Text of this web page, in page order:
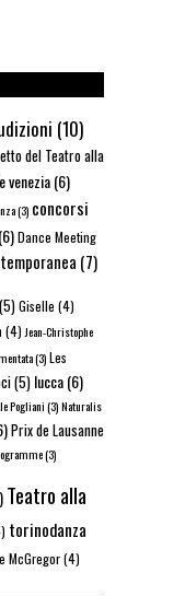
(10)
del Teatro alla
venezia(6)
(3) concorsi
(6)Dance Meeting
(7)
(5)Giselle (4)
(4) Jean-Christophe
(3)Les
(5) lucca(6)
Pogliani(3)Naturalis
Prix de Lausanne
(3)
Teatro alla
torinodanza
McGregor(4)